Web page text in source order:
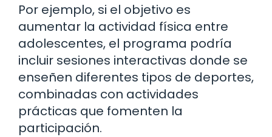
Por ejemplo, si el objetivo es
aumentar la actividad física entre
adolescentes, el programa podría
incluir sesiones interactivas donde se
enseñen diferentes tipos de deportes,
combinadas con actividades
prácticas que fomenten la
participación.